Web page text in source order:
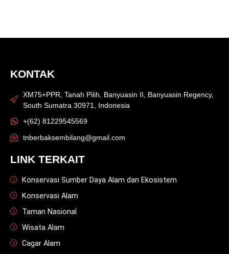
KONTAK
XM75+PPR, Tanah Pilih, Banyuasin II, Banyuasin Regency,
South Sumatra 30971, Indonesia
+(62) 81229545569
tnberbaksembilang@gmail.com
LINK TERKAIT
Konservasi Sumber Daya Alam dan Ekosistem
Konservasi Alam
Taman Nasional
Wisata Alam
Cagar Alam